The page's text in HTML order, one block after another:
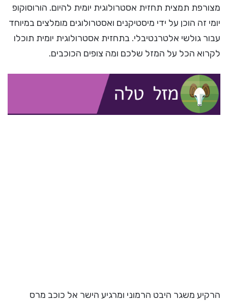
מצורפת תמצית תחזית אסטרולוגית יומית להיום. הורוסוקופ
יומי זה הוכן על ידי מיסטיקנים ואסטרולוגים מומלצים במיוחד
עבור גולשי אלטרנטיבלי. בתחזית אסטרולוגית יומית תוכלו
לקרוא הכל על המזל שלכם ומה צופים הכוכבים.
הרקיע משגר היבט הרמוני ומרגיע הישר אל כוכב מרס